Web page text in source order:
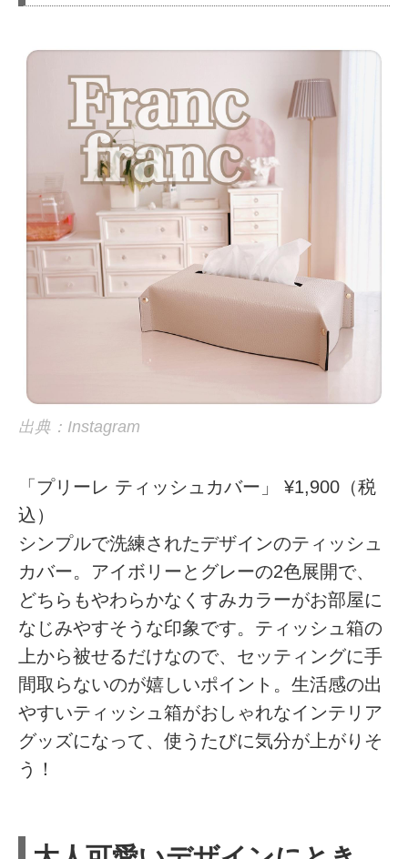
出典：Instagram
「プリーレ ティッシュカバー」 ¥1,900（税
込）
シンプルで洗練されたデザインのティッシュ
カバー。アイボリーとグレーの2色展開で、
どちらもやわらかなくすみカラーがお部屋に
なじみやすそうな印象です。ティッシュ箱の
上から被せるだけなので、セッティングに手
間取らないのが嬉しいポイント。生活感の出
やすいティッシュ箱がおしゃれなインテリア
グッズになって、使うたびに気分が上がりそ
う！